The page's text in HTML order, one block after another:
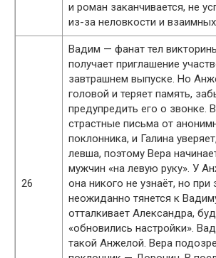
и роман заканчивается, не
из-за неловкости и
26
Вадим — фанат тел
получает приглашение
завтрашнем выпуске. Но
головой и теряет память,
предупредить его о звонке.
страстные письма от
поклонника, и Галина
левша, поэтому Вера
мужчин «на левую руку». У
она никого не узнаёт, но при
неожиданно тянется к
отталкивает Александра,
«обновились настройки».
такой Анжелой. Вера